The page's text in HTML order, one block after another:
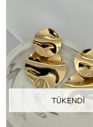
TÜKENDI